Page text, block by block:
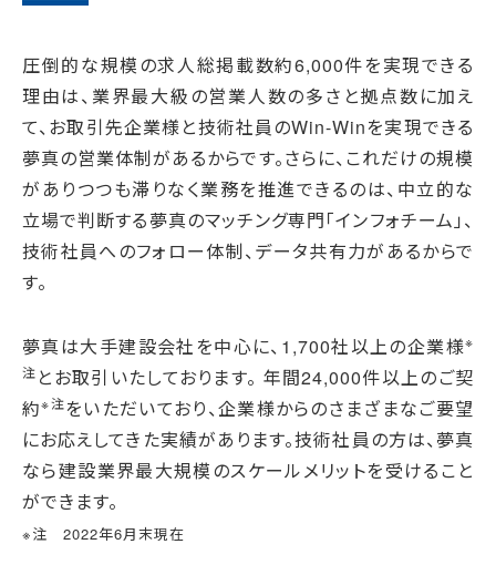
圧倒的な規模の求人総掲載数約6,000件を実現できる
理由は、業界最大級の営業人数の多さと拠点数に加え
て、お取引先企業様と技術社員のWin-Winを実現できる
夢真の営業体制があるからです。さらに、これだけの規模
がありつつも滞りなく業務を推進できるのは、中立的な
立場で判断する夢真のマッチング専門「インフォチーム」、
技術社員へのフォロー体制、データ共有力があるからで
す。
夢真は大手建設会社を中心に、1,700社以上の企業様※
注 とお取引いたしております。 年間24,000件以上のご契
約※注をいただいており、企業様からのさまざまなご要望
にお応えしてきた実績があります。技術社員の方は、夢真
なら建設業界最大規模のスケールメリットを受けること
ができます。
※注 2022年6月末現在